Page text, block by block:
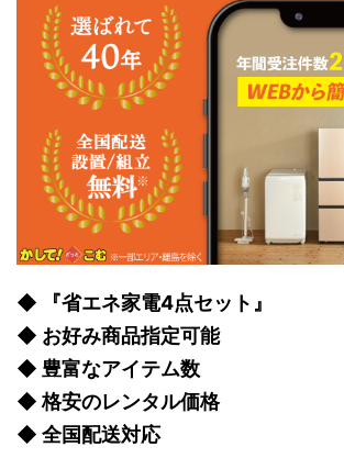
◆ 『省エネ家電4点セット』
◆ お好み商品指定可能
◆ 豊富なアイテム数
◆ 格安のレンタル価格
◆ 全国配送対応